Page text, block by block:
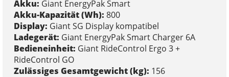
Akku: Giant EnergyPak Smart
Akku-Kapazität (Wh): 800
Display: Giant SG Display kompatibel
Ladegerät: Giant EnergyPak Smart Charger 6A
Bedieneinheit: Giant RideControl Ergo 3 +
RideControl GO
Zulässiges Gesamtgewicht (kg): 156